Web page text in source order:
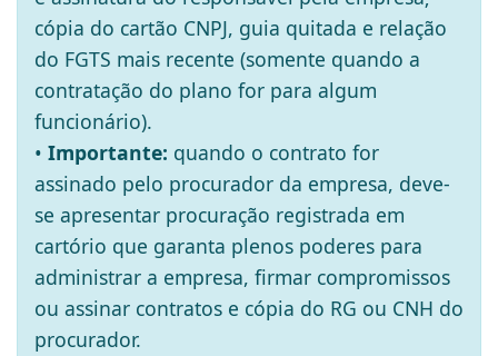
cópia do cartão CNPJ, guia quitada e relação
do FGTS mais recente (somente quando a
contratação do plano for para algum
funcionário).
• Importante: quando o contrato for
assinado pelo procurador da empresa, deve-
se apresentar procuração registrada em
cartório que garanta plenos poderes para
administrar a empresa, firmar compromissos
ou assinar contratos e cópia do RG ou CNH do
procurador.